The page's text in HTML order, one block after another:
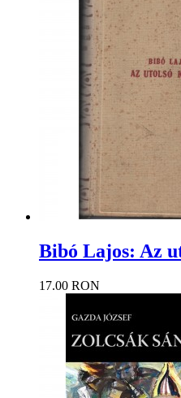
Bibó Lajos: Az
17.00 RON